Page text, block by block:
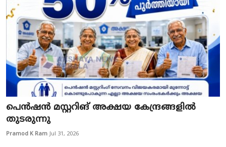
Akshaya News
Agriculture
Business
Classifieds
Education
Entertainment
പെൻഷൻ മസ്റ്ററിങ് അക്ഷയ കേന്ദ്രങ്ങളിൽ
തുടരുന്നു
Pramod K Ram Jul 31, 2026